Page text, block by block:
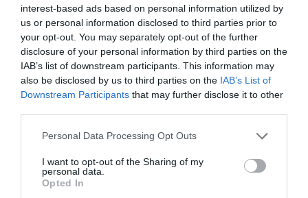
interest-based ads based on personal information utilized by
us or personal information disclosed to third parties prior to
your opt-out. You may separately opt-out of the further
disclosure of your personal information by third parties on the
IAB’s list of downstream participants. This information may
also be disclosed by us to third parties on the IAB’s List of
Downstream Participants that may further disclose it to other
Please note that this website/app uses one or more Google
not limited to your visit or usage behaviour. You may click to
grant or deny consent to Google and its third-party tags to
use your data for below specified purposes in below Google
Personal Data Processing Opt Outs
I want to opt-out of the Sharing of my
personal data.
Opted In
Η ΣΤΗΛΗ ΜΑΣ